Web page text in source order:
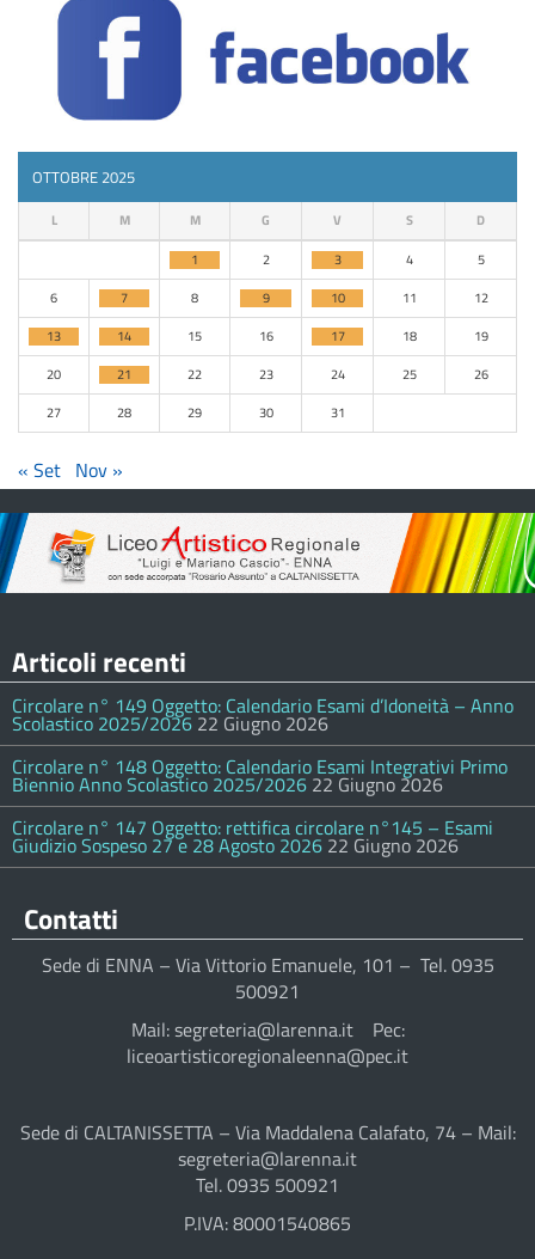
OTTOBRE 2025
L M M G V S D
1 2 3 4
5
6
7 8 9 10 11
12
13
14 15 16 17 18
19
20
21 22 23 24 25
26
27
28 29 30 31
« Set Nov »
Articoli recenti
Circolare n° 149 Oggetto: Calendario Esami d’Idoneità – Anno
Scolastico 2025/2026 22 Giugno 2026
Circolare n° 148 Oggetto: Calendario Esami Integrativi Primo
Biennio Anno Scolastico 2025/2026 22 Giugno 2026
Circolare n° 147 Oggetto: rettifica circolare n°145 – Esami
Giudizio Sospeso 27 e 28 Agosto 2026 22 Giugno 2026
Contatti
Sede di ENNA – Via Vittorio Emanuele, 101 – Tel. 0935
500921
Mail: segreteria@larenna.it Pec:
liceoartisticoregionaleenna@pec.it
Sede di CALTANISSETTA – Via Maddalena Calafato, 74 – Mail:
segreteria@larenna.it
Tel. 0935 500921
P.IVA: 80001540865